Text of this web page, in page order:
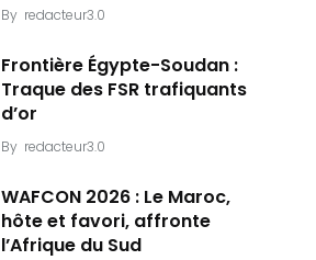
By redacteur3.0
Frontière Égypte-Soudan :
Traque des FSR trafiquants
d’or
By redacteur3.0
WAFCON 2026 : Le Maroc,
hôte et favori, affronte
l’Afrique du Sud